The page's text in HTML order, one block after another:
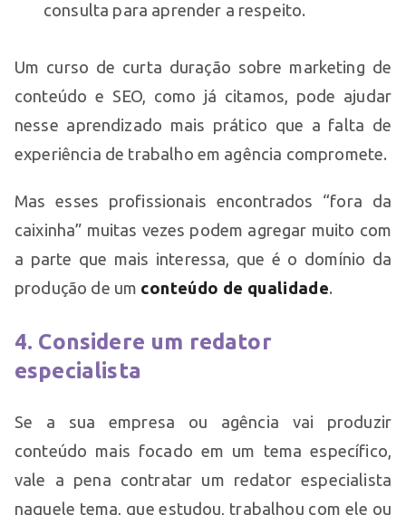
consulta para aprender a respeito.
Um curso de curta duração sobre marketing de
conteúdo e SEO, como já citamos, pode ajudar
nesse aprendizado mais prático que a falta de
experiência de trabalho em agência compromete.
Mas esses profissionais encontrados “fora da
caixinha” muitas vezes podem agregar muito com
a parte que mais interessa, que é o domínio da
produção de um conteúdo de qualidade.
4. Considere um redator
especialista
Se a sua empresa ou agência vai produzir
conteúdo mais focado em um tema específico,
vale a pena contratar um redator especialista
naquele tema, que estudou, trabalhou com ele ou